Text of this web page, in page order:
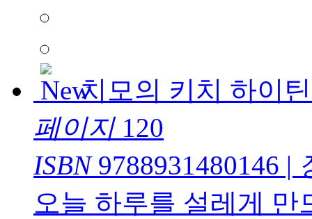
치모의 키치 하이
페이지120
ISBN9788931480146 |
오늘 하루를 설레게 만